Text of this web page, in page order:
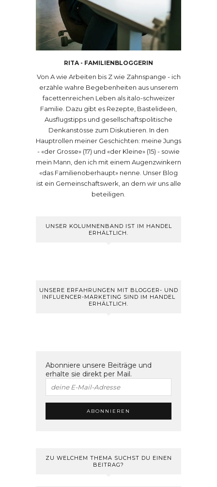
RITA - FAMILIENBLOGGERIN
Von A wie Arbeiten bis Z wie Zahnspange - ich
erzähle wahre Begebenheiten aus unserem
facettenreichen Leben als italo-schweizer
Familie. Dazu gibt es Rezepte, Bastelideen,
Ausflugstipps und gesellschaftspolitische
Denkanstösse zum Diskutieren. In den
Hauptrollen meiner Geschichten: meine Jungs
- «der Grosse» (17) und «der Kleine» (15) - sowie
mein Mann, den ich mit einem Augenzwinkern
«das Familienoberhaupt» nenne. Unser Blog
ist ein Gemeinschaftswerk, an dem wir uns alle
beteiligen.
UNSER KOLUMNENBAND IST IM HANDEL
ERHÄLTLICH.
UNSERE ERFAHRUNGEN MIT BLOGGER- UND
INFLUENCER-MARKETING SIND IM HANDEL
ERHÄLTLICH.
Abonniere unsere Beiträge und
erhalte sie direkt per Mail.
ZU WELCHEM THEMA SUCHST DU EINEN
BEITRAG?